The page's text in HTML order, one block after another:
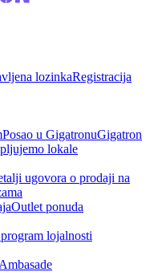
lozinkaRegistracija
Posao u GigatronuGigatron
lokale
ugovora o prodaji na
Outlet ponuda
lojalnosti